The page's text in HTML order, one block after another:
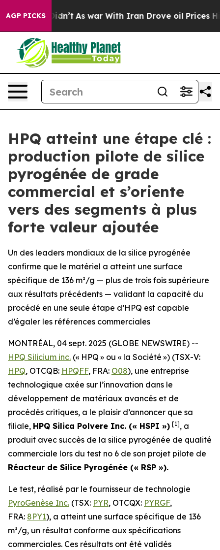
AGP PICKS
it Didn’t As war With Iran Drove oil Prices Higher,
HPQ atteint une étape clé :
production pilote de silice
pyrogénée de grade
commercial et s’oriente
vers des segments à plus
forte valeur ajoutée
Un des leaders mondiaux de la silice pyrogénée
confirme que le matériel a atteint une surface
spécifique de 136 m²/g — plus de trois fois supérieure
aux résultats précédents — validant la capacité du
procédé en une seule étape d’HPQ est capable
d’égaler les références commerciales
MONTRÉAL, 04 sept. 2025 (GLOBE NEWSWIRE) --
HPQ Silicium inc. (« HPQ » ou « la Société ») (TSX-V:
HPQ, OTCQB: HPQFF, FRA: O08), une entreprise
technologique axée sur l’innovation dans le
développement de matériaux avancés et de
procédés critiques, a le plaisir d’annoncer que sa
filiale, HPQ Silica Polvere Inc. (« HSPI ») [1], a
produit avec succès de la silice pyrogénée de qualité
commerciale lors du test no 6 de son projet pilote de
Réacteur de Silice Pyrogénée (« RSP »).
Le test, réalisé par le fournisseur de technologie
PyroGenèse Inc. (TSX: PYR, OTCQX: PYRGF,
FRA: 8PY1), a atteint une surface spécifique de 136
m²/g, un résultat conforme aux spécifications
commerciales. Ces résultats ont été validés